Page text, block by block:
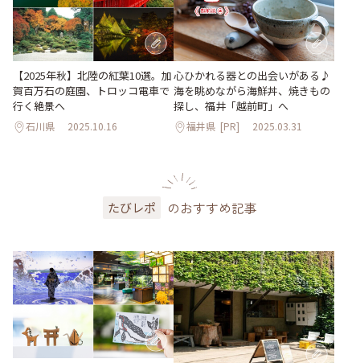
【2025年秋】北陸の紅葉10選。加
賀百万石の庭園、トロッコ電車で
行く絶景へ
石川県 2025.10.16
心ひかれる器との出会いがある♪
海を眺めながら海鮮丼、焼きもの
探し、福井「越前町」へ
福井県 [PR] 2025.03.31
たびレポ のおすすめ記事